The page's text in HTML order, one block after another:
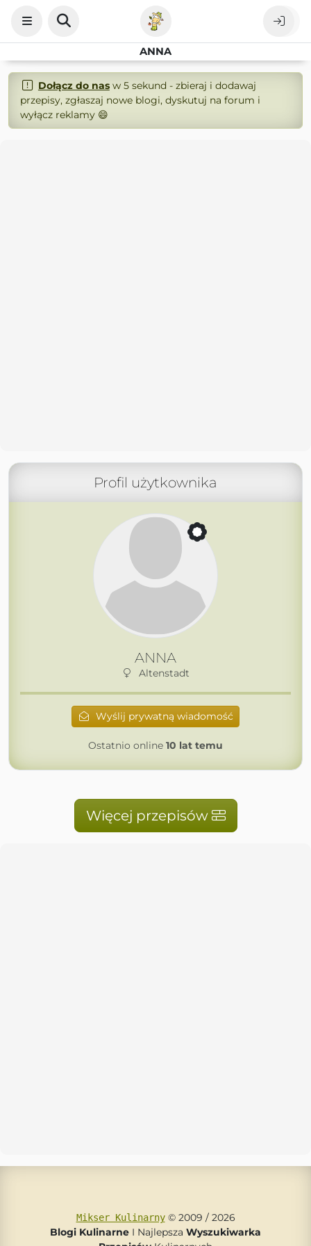
ANNA
Dołącz do nasw 5 sekund - zbieraj i dodawaj
przepisy, zgłaszaj nowe blogi, dyskutuj na forum i
wyłącz reklamy 😄
Profil użytkownika
ANNA
Altenstadt
Wyślij prywatną wiadomość
Ostatnio online 10 lat temu
Więcej przepisów
Mikser Kulinarny© 2009 / 2026
Blogi Kulinarne I Najlepsza Wyszukiwarka